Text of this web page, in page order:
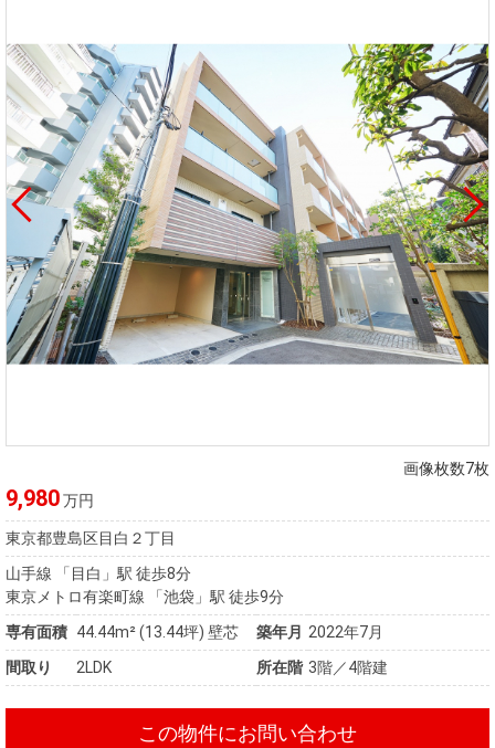
画像枚数7枚
9,980万円
東京都豊島区目白２丁目
山手線 「目白」駅 徒歩8分
東京メトロ有楽町線 「池袋」駅 徒歩9分
専有面積 44.44m²(13.44坪) 壁芯 築年月 2022年7月
間取り
2LDK 所在階 3階／4階建
この物件にお問い合わせ